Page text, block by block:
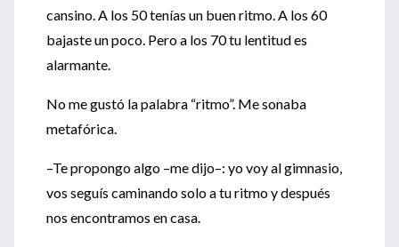
cansino. A los 50 tenías un buen ritmo. A los 60
bajaste un poco. Pero a los 70 tu lentitud es
alarmante.
No me gustó la palabra “ritmo”. Me sonaba
metafórica.
–Te propongo algo –me dijo–: yo voy al gimnasio,
vos seguís caminando solo a tu ritmo y después
nos encontramos en casa.